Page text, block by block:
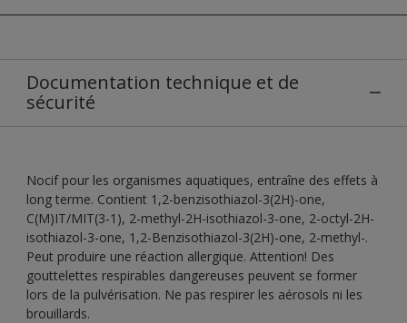
Documentation technique et de
sécurité
Nocif pour les organismes aquatiques, entraîne des effets à
long terme. Contient 1,2-benzisothiazol-3(2H)-one,
C(M)IT/MIT(3-1), 2-methyl-2H-isothiazol-3-one, 2-octyl-2H-
isothiazol-3-one, 1,2-Benzisothiazol-3(2H)-one, 2-methyl-.
Peut produire une réaction allergique. Attention! Des
gouttelettes respirables dangereuses peuvent se former
lors de la pulvérisation. Ne pas respirer les aérosols ni les
brouillards.